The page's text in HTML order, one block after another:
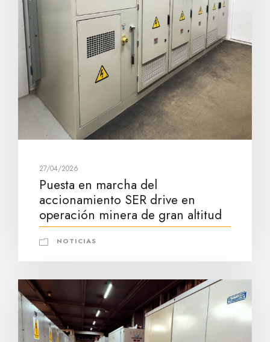
27/04/2026
Puesta en marcha del
accionamiento SER drive en
operación minera de gran altitud
NOTICIAS